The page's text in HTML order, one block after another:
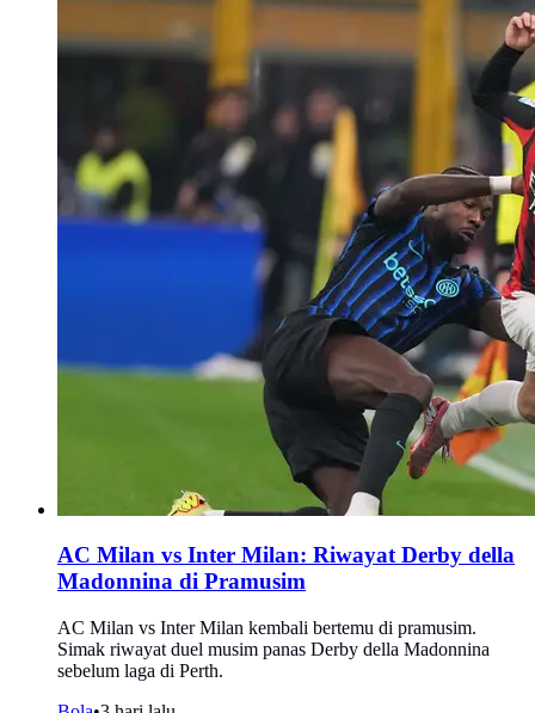
AC Milan vs Inter Milan: Riwayat Derby della
Madonnina di Pramusim
AC Milan vs Inter Milan kembali bertemu di pramusim.
Simak riwayat duel musim panas Derby della Madonnina
sebelum laga di Perth.